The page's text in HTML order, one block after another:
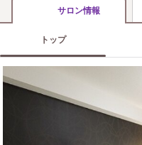
サロン情報
トップ